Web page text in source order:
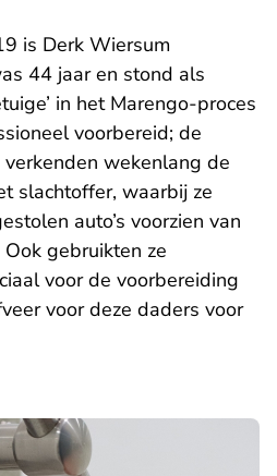
is Derk Wiersum
44 jaar en stond als
in het Marengo-proces
voorbereid; de
wekenlang de
slachtoffer, waarbij ze
auto’s voorzien van
gebruikten ze
voor de voorbereiding
voor deze daders voor